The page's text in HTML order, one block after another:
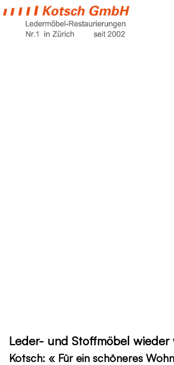
Leder- und Stoffmöbel wieder
Kotsch: « Für ein schöneres